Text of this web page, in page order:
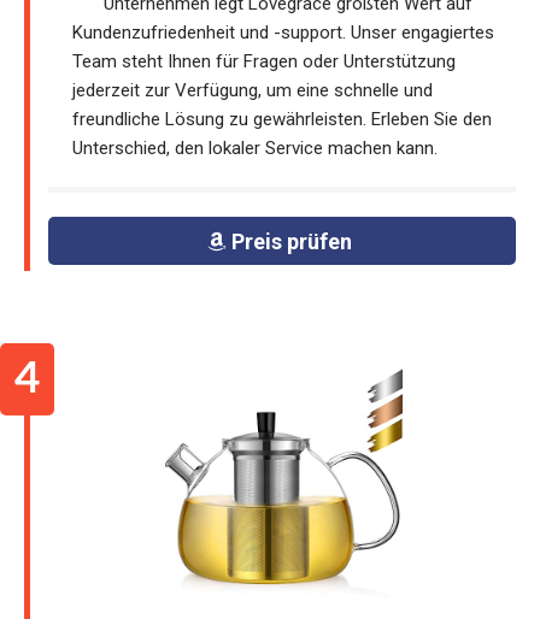
Kundenzufriedenheit und -support. Unser engagiertes
Team steht Ihnen für Fragen oder Unterstützung
jederzeit zur Verfügung, um eine schnelle und
freundliche Lösung zu gewährleisten. Erleben Sie den
Unterschied, den lokaler Service machen kann.
Preis prüfen